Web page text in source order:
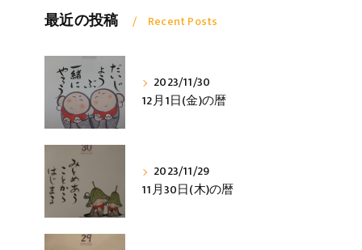
最近の投稿 Recent Posts
2023/11/30
12月1日(金)の暦
2023/11/29
11月30日(木)の暦